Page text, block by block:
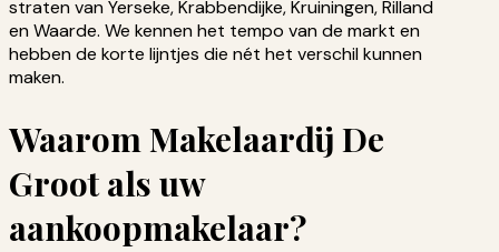
straten van Yerseke, Krabbendijke, Kruiningen, Rilland
en Waarde. We kennen het tempo van de markt en
hebben de korte lijntjes die nét het verschil kunnen
maken.
Waarom Makelaardij De
Groot als uw
aankoopmakelaar?